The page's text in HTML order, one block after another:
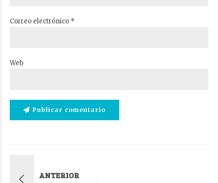
Correo electrónico *
Web
Publicar comentario
ANTERIOR